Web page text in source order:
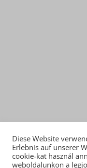
Diese Website
Erlebnis auf unserer
cookie-kat használ
weboldalunkon a